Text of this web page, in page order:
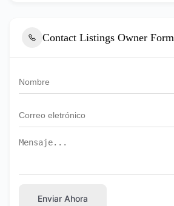
Contact Listings Owner Form
Enviar Ahora